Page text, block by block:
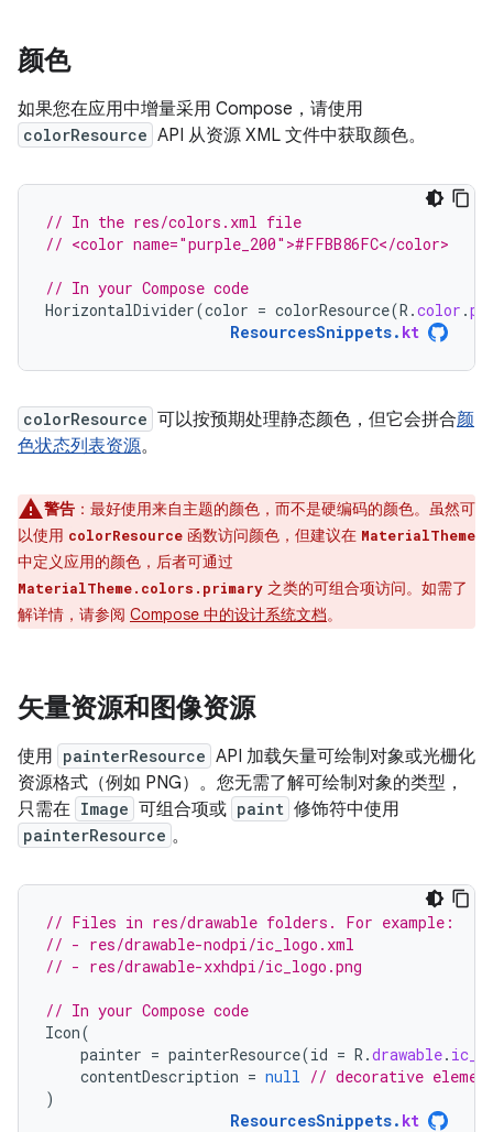
颜色
如果您在应用中增量采用 Compose，请使用
colorResource API 从资源 XML 文件中获取颜色。
// In the res/colors.xml file
// <color name="purple_200">#FFBB86FC</color>
// In your Compose code
HorizontalDivider(color = colorResource(R .color .
ResourcesSnippets. kt
colorResource 可以按预期处理静态颜色，但它会拼合颜
色状态列表资源。
警告 ： 最好使用来自主题的颜色，而不是硬编码的颜色。虽然可
以使用 colorResource 函数访问颜色，但建议在 MaterialTheme
中定义应用的颜色，后者可通过
MaterialTheme.colors.primary 之类的可组合项访问。如需了
解详情，请参阅 Compose 中的设计系统文档。
矢量资源和图像资源
使用 painterResource API 加载矢量可绘制对象或光栅化
资源格式（例如 PNG）。您无需了解可绘制对象的类型，
只需在 Image 可组合项或 paint 修饰符中使用
painterResource 。
// Files in res/drawable folders. For example:
// - res/drawable-nodpi/ic_logo.xml
// - res/drawable-xxhdpi/ic_logo.png
// In your Compose code
Icon(
painter = painterResource(id = R .drawable.
contentDescription = null // decorative
)
ResourcesSnippets. kt